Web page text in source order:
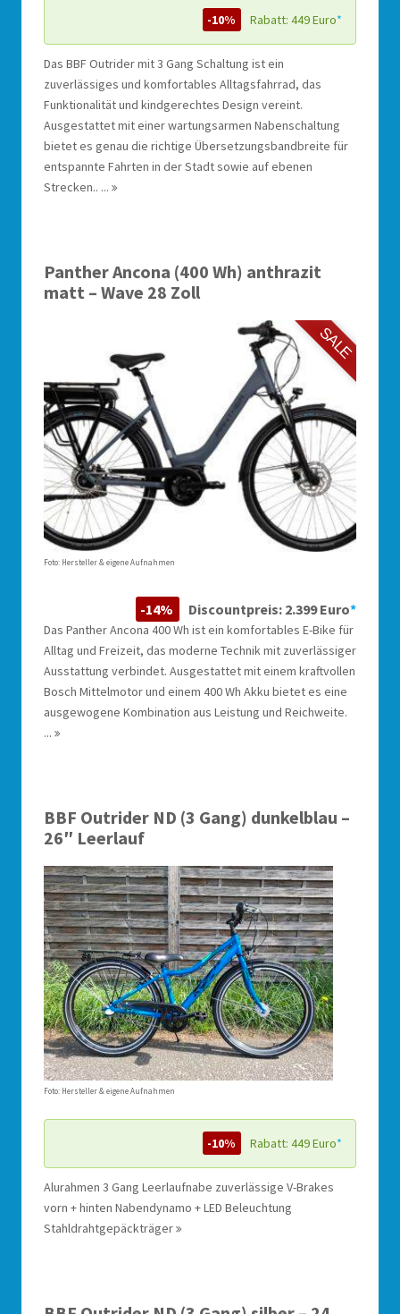
-10% Rabatt: 449 Euro*
Das BBF Outrider mit 3 Gang Schaltung ist ein
zuverlässiges und komfortables Alltagsfahrrad, das
Funktionalität und kindgerechtes Design vereint.
Ausgestattet mit einer wartungsarmen Nabenschaltung
bietet es genau die richtige Übersetzungsbandbreite für
entspannte Fahrten in der Stadt sowie auf ebenen
Strecken.. ...
Panther Ancona (400 Wh) anthrazit
matt – Wave 28 Zoll
SALE
Foto: Hersteller & eigene Aufnahmen
-14% Discountpreis: 2.399 Euro*
Das Panther Ancona 400 Wh ist ein komfortables E-Bike für
Alltag und Freizeit, das moderne Technik mit zuverlässiger
Ausstattung verbindet. Ausgestattet mit einem kraftvollen
Bosch Mittelmotor und einem 400 Wh Akku bietet es eine
ausgewogene Kombination aus Leistung und Reichweite.
...
BBF Outrider ND (3 Gang) dunkelblau –
26″ Leerlauf
Foto: Hersteller & eigene Aufnahmen
-10% Rabatt: 449 Euro*
Alurahmen 3 Gang Leerlaufnabe zuverlässige V-Brakes
vorn + hinten Nabendynamo + LED Beleuchtung
Stahldrahtgepäckträger